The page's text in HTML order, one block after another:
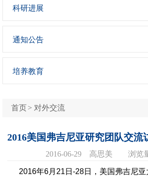
科研进展
通知公告
培养教育
首页> 对外交流
2016美国弗吉尼亚研究团队交流
2016-06-29 高思美 浏览
2016年6月21日-28日，美国弗吉尼亚